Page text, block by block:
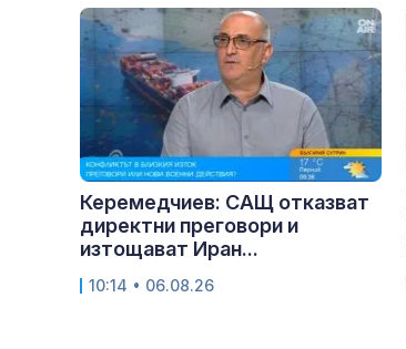
Керемедчиев: САЩ отказват
директни преговори и
изтощават Иран...
10:14 • 06.08.26